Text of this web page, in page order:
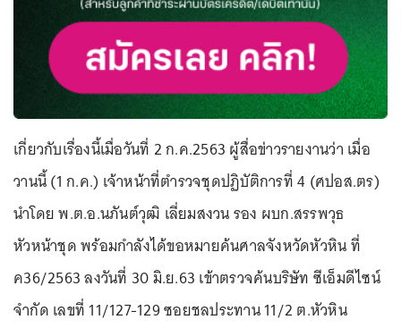
เกี่ยวกับเรื่องนี้เมื่อวันที่ 2 ก.ค.2563 ผู้สื่อข่าวรายงานว่า เมื่อ
วานนี้ (1 ก.ค.) เจ้าหน้าที่ตำรวจชุดปฏิบัติการที่ 4 (ศปอส.ตร)
นำโดย พ.ต.อ.นภันต์วุฒิ เลี่ยมสงวน รอง ผบก.สรรพวุธ
หัวหน้าชุด พร้อมกำลังได้ขอหมายค้นศาลจังหวัดหัวหิน ที่
ค36/2563 ลงวันที่ 30 มิ.ย.63 เข้าตรวจค้นบริษัท ซีเอ็มดีไซน์
จำกัด เลขที่ 11/127-129 ซอยชลประทาน 11/2 ต.หัวหิน